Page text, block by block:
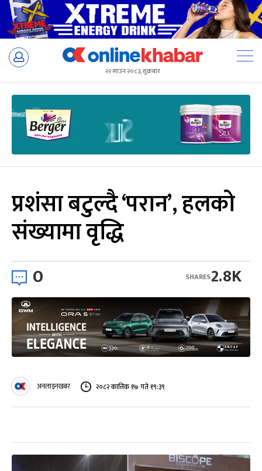
Skip
२२ साउन २०८३, शुक्रबार
प्रशंसा बटुल्दै ‘परान’, हलको
संख्यामा वृद्धि
0 2.8K
SHARES
अनलाइनखबर २०८२ कात्तिक १७ गते १९:३९